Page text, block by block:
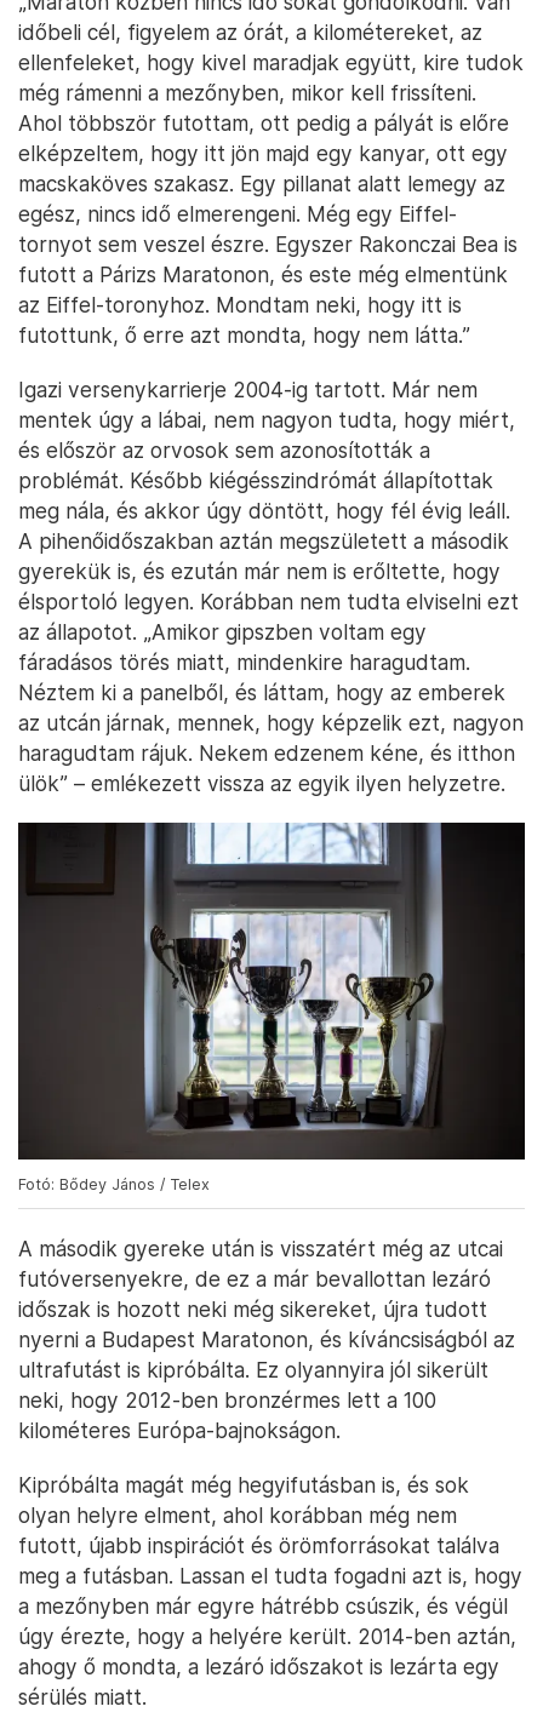
időbeli cél, figyelem az órát, a kilométereket, az
ellenfeleket, hogy kivel maradjak együtt, kire tudok
még rámenni a mezőnyben, mikor kell frissíteni.
Ahol többször futottam, ott pedig a pályát is előre
elképzeltem, hogy itt jön majd egy kanyar, ott egy
macskaköves szakasz. Egy pillanat alatt lemegy az
egész, nincs idő elmerengeni. Még egy Eiffel-
tornyot sem veszel észre. Egyszer Rakonczai Bea is
futott a Párizs Maratonon, és este még elmentünk
az Eiffel-toronyhoz. Mondtam neki, hogy itt is
futottunk, ő erre azt mondta, hogy nem látta.”
Igazi versenykarrierje 2004-ig tartott. Már nem
mentek úgy a lábai, nem nagyon tudta, hogy miért,
és először az orvosok sem azonosították a
problémát. Később kiégésszindrómát állapítottak
meg nála, és akkor úgy döntött, hogy fél évig leáll.
A pihenőidőszakban aztán megszületett a második
gyerekük is, és ezután már nem is erőltette, hogy
élsportoló legyen. Korábban nem tudta elviselni ezt
az állapotot. „Amikor gipszben voltam egy
fáradásos törés miatt, mindenkire haragudtam.
Néztem ki a panelből, és láttam, hogy az emberek
az utcán járnak, mennek, hogy képzelik ezt, nagyon
haragudtam rájuk. Nekem edzenem kéne, és itthon
ülök” – emlékezett vissza az egyik ilyen helyzetre.
Fotó: Bődey János / Telex
A második gyereke után is visszatért még az utcai
futóversenyekre, de ez a már bevallottan lezáró
időszak is hozott neki még sikereket, újra tudott
nyerni a Budapest Maratonon, és kíváncsiságból az
ultrafutást is kipróbálta. Ez olyannyira jól sikerült
neki, hogy 2012-ben bronzérmes lett a 100
kilométeres Európa-bajnokságon.
Kipróbálta magát még hegyifutásban is, és sok
olyan helyre elment, ahol korábban még nem
futott, újabb inspirációt és örömforrásokat találva
meg a futásban. Lassan el tudta fogadni azt is, hogy
a mezőnyben már egyre hátrébb csúszik, és végül
úgy érezte, hogy a helyére került. 2014-ben aztán,
ahogy ő mondta, a lezáró időszakot is lezárta egy
sérülés miatt.